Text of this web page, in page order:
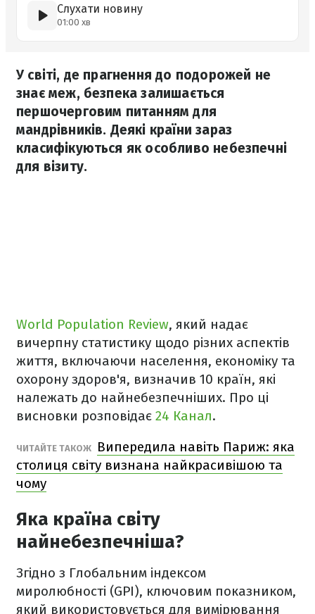
Слухати новину
01:00 хв
У світі, де прагнення до подорожей не
знає меж, безпека залишається
першочерговим питанням для
мандрівників. Деякі країни зараз
класифікуються як особливо небезпечні
для візиту.
World Population Review, який надає
вичерпну статистику щодо різних аспектів
життя, включаючи населення, економіку та
охорону здоров'я, визначив 10 країн, які
належать до найнебезпечніших. Про ці
висновки розповідає 24 Канал.
ЧИТАЙТЕ ТАКОЖ
Випередила навіть Париж: яка
столиця світу визнана найкрасивішою та
чому
Яка країна світу
найнебезпечніша?
Згідно з Глобальним індексом
миролюбності (GPI), ключовим показником,
який використовується для вимірювання